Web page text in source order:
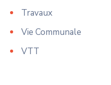
Travaux
Vie Communale
VTT